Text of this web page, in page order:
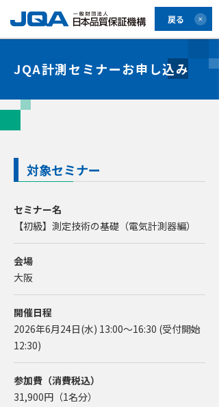
戻る
JQA計測セミナーお申し込み
対象セミナー
セミナー名
【初級】測定技術の基礎（電気計測器編）
会場
大阪
開催日程
2026年6月24日(水) 13:00～16:30 (受付開始
12:30)
参加費（消費税込）
31,900円（1名分）